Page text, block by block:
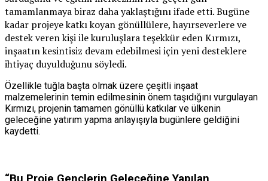
tamamlanmaya biraz daha yaklaştığını ifade etti. Bugüne
kadar projeye katkı koyan gönüllülere, hayırseverlere ve
destek veren kişi ile kuruluşlara teşekkür eden Kırmızı,
inşaatın kesintisiz devam edebilmesi için yeni desteklere
ihtiyaç duyulduğunu söyledi.
Özellikle tuğla başta olmak üzere çeşitli inşaat
malzemelerinin temin edilmesinin önem taşıdığını vurgulayan
Kırmızı, projenin tamamen gönüllü katkılar ve ülkenin
geleceğine yatırım yapma anlayışıyla bugünlere geldiğini
kaydetti.